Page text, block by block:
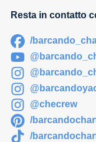
Resta in contatto
/
@checrew
/
/